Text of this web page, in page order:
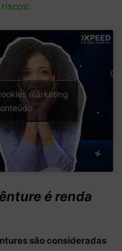
:
marketing
é renda
são consideradas